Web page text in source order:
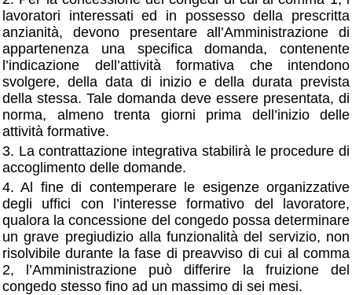
lavoratori interessati ed in possesso della prescritta
anzianità, devono presentare all’Amministrazione di
appartenenza una specifica domanda, contenente
l’indicazione dell’attività formativa che intendono
svolgere, della data di inizio e della durata prevista
della stessa. Tale domanda deve essere presentata, di
norma, almeno trenta giorni prima dell’inizio delle
attività formative.
3. La contrattazione integrativa stabilirà le procedure di
accoglimento delle domande.
4. Al fine di contemperare le esigenze organizzative
degli uffici con l’interesse formativo del lavoratore,
qualora la concessione del congedo possa determinare
un grave pregiudizio alla funzionalità del servizio, non
risolvibile durante la fase di preavviso di cui al comma
2, l’Amministrazione può differire la fruizione del
congedo stesso fino ad un massimo di sei mesi.